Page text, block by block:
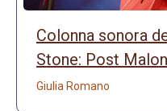
Colonna sonora
Stone: Post
Giulia Romano